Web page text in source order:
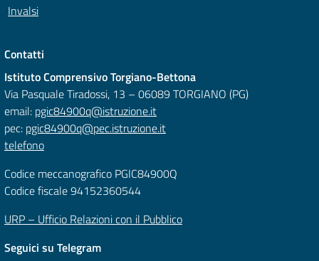
Invalsi
Contatti
Istituto Comprensivo Torgiano-Bettona
Via Pasquale Tiradossi, 13 – 06089 TORGIANO (PG)
email: pgic84900q@istruzione.it
pec: pgic84900q@pec.istruzione.it
telefono
Codice meccanografico PGIC84900Q
Codice fiscale 94152360544
URP – Ufficio Relazioni con il Pubblico
Seguici su Telegram